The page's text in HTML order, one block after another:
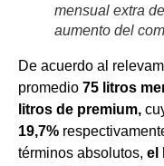
mensual extra
aumento del
De acuerdo al
promedio 75 litros
litros de premium,
19,7%
términos absolutos, el